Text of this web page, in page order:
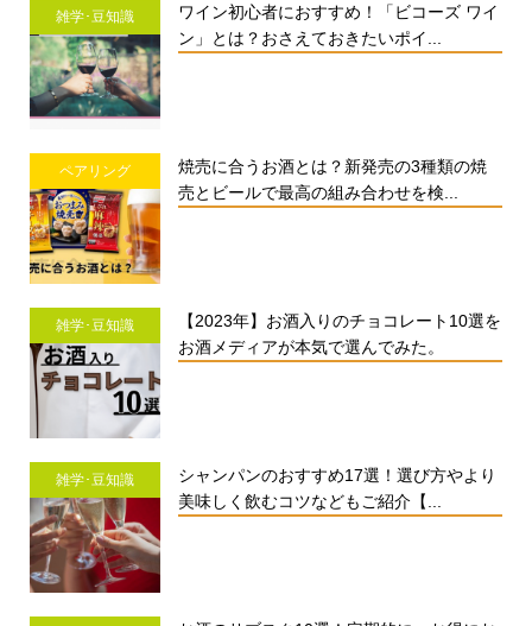
雑学･豆知識
ワイン初心者におすすめ！「ビコーズ ワイ
ン」とは？おさえておきたいポイ...
ペアリング
焼売に合うお酒とは？新発売の3種類の焼
売とビールで最高の組み合わせを検...
雑学･豆知識
【2023年】お酒入りのチョコレート10選を
お酒メディアが本気で選んでみた。
雑学･豆知識
シャンパンのおすすめ17選！選び方やより
美味しく飲むコツなどもご紹介【...